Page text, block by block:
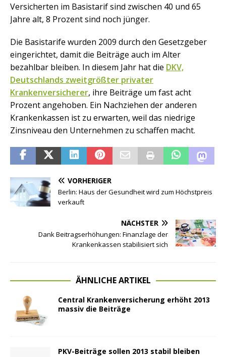
Versicherten im Basistarif sind zwischen 40 und 65
Jahre alt, 8 Prozent sind noch jünger.
Die Basistarife wurden 2009 durch den Gesetzgeber
eingerichtet, damit die Beiträge auch im Alter
bezahlbar bleiben. In diesem Jahr hat die DKV,
Deutschlands zweitgrößter privater
Krankenversicherer, ihre Beiträge um fast acht
Prozent angehoben. Ein Nachziehen der anderen
Krankenkassen ist zu erwarten, weil das niedrige
Zinsniveau den Unternehmen zu schaffen macht.
VORHERIGER
Berlin: Haus der Gesundheit wird zum Höchstpreis
verkauft
NÄCHSTER
Dank Beitragserhöhungen: Finanzlage der
Krankenkassen stabilisiert sich
ÄHNLICHE ARTIKEL
Central Krankenversicherung erhöht 2013
massiv die Beiträge
PKV-Beiträge sollen 2013 stabil bleiben